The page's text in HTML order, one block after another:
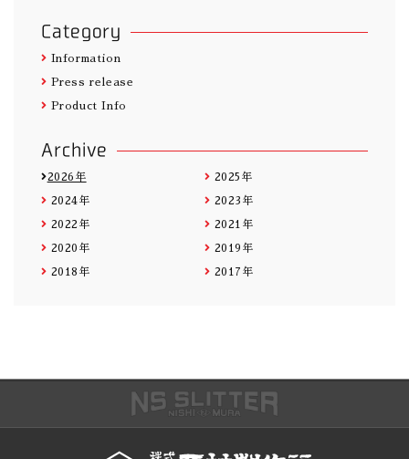
Category
Information
Press release
Product Info
Archive
2026年 2025年
2024年 2023年
2022年 2021年
2020年 2019年
2018年 2017年